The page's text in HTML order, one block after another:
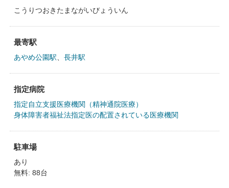
こうりつおきたまながいびょういん
最寄駅
あやめ公園駅 長井駅
指定病院
指定自立支援医療機関（精神通院医療）
身体障害者福祉法指定医の配置されている医療機関
駐車場
あり
無料: 88台